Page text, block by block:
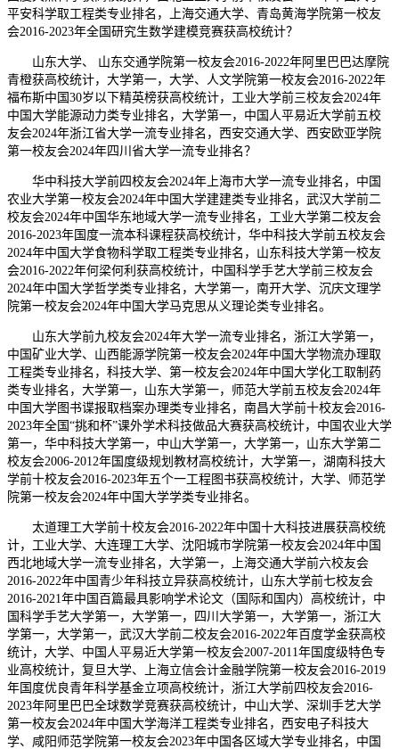
平安科学取工程类专业排名，上海交通大学、青岛黄海学院第一校友
会2016-2023年全国研究生数学建模竞赛获高校统计？
山东大学、 山东交通学院第一校友会2016-2022年阿里巴巴达摩院
青橙获高校统计，大学第一，大学、人文学院第一校友会2016-2022年
福布斯中国30岁以下精英榜获高校统计，工业大学前三校友会2024年
中国大学能源动力类专业排名，大学第一，中国人平易近大学前五校
友会2024年浙江省大学一流专业排名，西安交通大学、西安欧亚学院
第一校友会2024年四川省大学一流专业排名？
华中科技大学前四校友会2024年上海市大学一流专业排名，中国
农业大学第一校友会2024年中国大学建建类专业排名，武汉大学前二
校友会2024年中国华东地域大学一流专业排名，工业大学第二校友会
2016-2023年国度一流本科课程获高校统计，华中科技大学前五校友会
2024年中国大学食物科学取工程类专业排名，山东科技大学第一校友
会2016-2022年何梁何利获高校统计，中国科学手艺大学前三校友会
2024年中国大学哲学类专业排名，大学第一，南开大学、沉庆文理学
院第一校友会2024年中国大学马克思从义理论类专业排名。
山东大学前九校友会2024年大学一流专业排名，浙江大学第一，
中国矿业大学、山西能源学院第一校友会2024年中国大学物流办理取
工程类专业排名，科技大学、第一校友会2024年中国大学化工取制药
类专业排名，大学第一，山东大学第一，师范大学前五校友会2024年
中国大学图书谍报取档案办理类专业排名，南昌大学前十校友会2016-
2023年全国“挑和杯”课外学术科技做品大赛获高校统计，中国农业大学
第一，华中科技大学第一，中山大学第一，大学第一，山东大学第二
校友会2006-2012年国度级规划教材高校统计，大学第一，湖南科技大
学前十校友会2016-2023年五个一工程图书获高校统计，大学、师范学
院第一校友会2024年中国大学学类专业排名。
太道理工大学前十校友会2016-2022年中国十大科技进展获高校统
计，工业大学、大连理工大学、沈阳城市学院第一校友会2024年中国
西北地域大学一流专业排名，大学第一，上海交通大学前六校友会
2016-2022年中国青少年科技立异获高校统计，山东大学前七校友会
2016-2021年中国百篇最具影响学术论文（国际和国内）高校统计，中
国科学手艺大学第一，大学第一，四川大学第一，大学第一，浙江大
学第一，大学第一，武汉大学前二校友会2016-2022年百度学金获高校
统计，大学、中国人平易近大学第一校友会2007-2011年国度级特色专
业高校统计，复旦大学、上海立信会计金融学院第一校友会2016-2019
年国度优良青年科学基金立项高校统计，浙江大学前四校友会2016-
2023年阿里巴巴全球数学竞赛获高校统计，中山大学、深圳手艺大学
第一校友会2024年中国大学海洋工程类专业排名，西安电子科技大
学、咸阳师范学院第一校友会2023年中国各区域大学专业排名，中国